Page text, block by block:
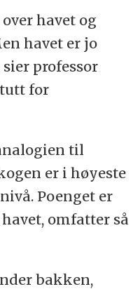
havet og
havet er jo
professor
for
til
er i høyeste
Poenget er
omfatter så
bakken,